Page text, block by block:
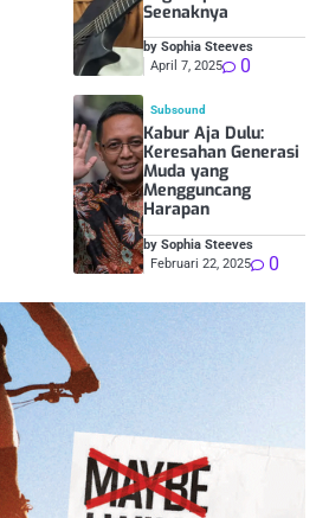
Seenaknya
by Sophia Steeves
April 7, 2025
0
Subsound
Kabur Aja Dulu:
Keresahan Generasi
Muda yang
Mengguncang
Harapan
by Sophia Steeves
Februari 22, 2025
0